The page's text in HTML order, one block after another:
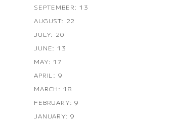
SEPTEMBER: 13
AUGUST: 22
JULY: 20
JUNE: 13
MAY: 17
APRIL: 9
MARCH: 18
FEBRUARY: 9
JANUARY: 9